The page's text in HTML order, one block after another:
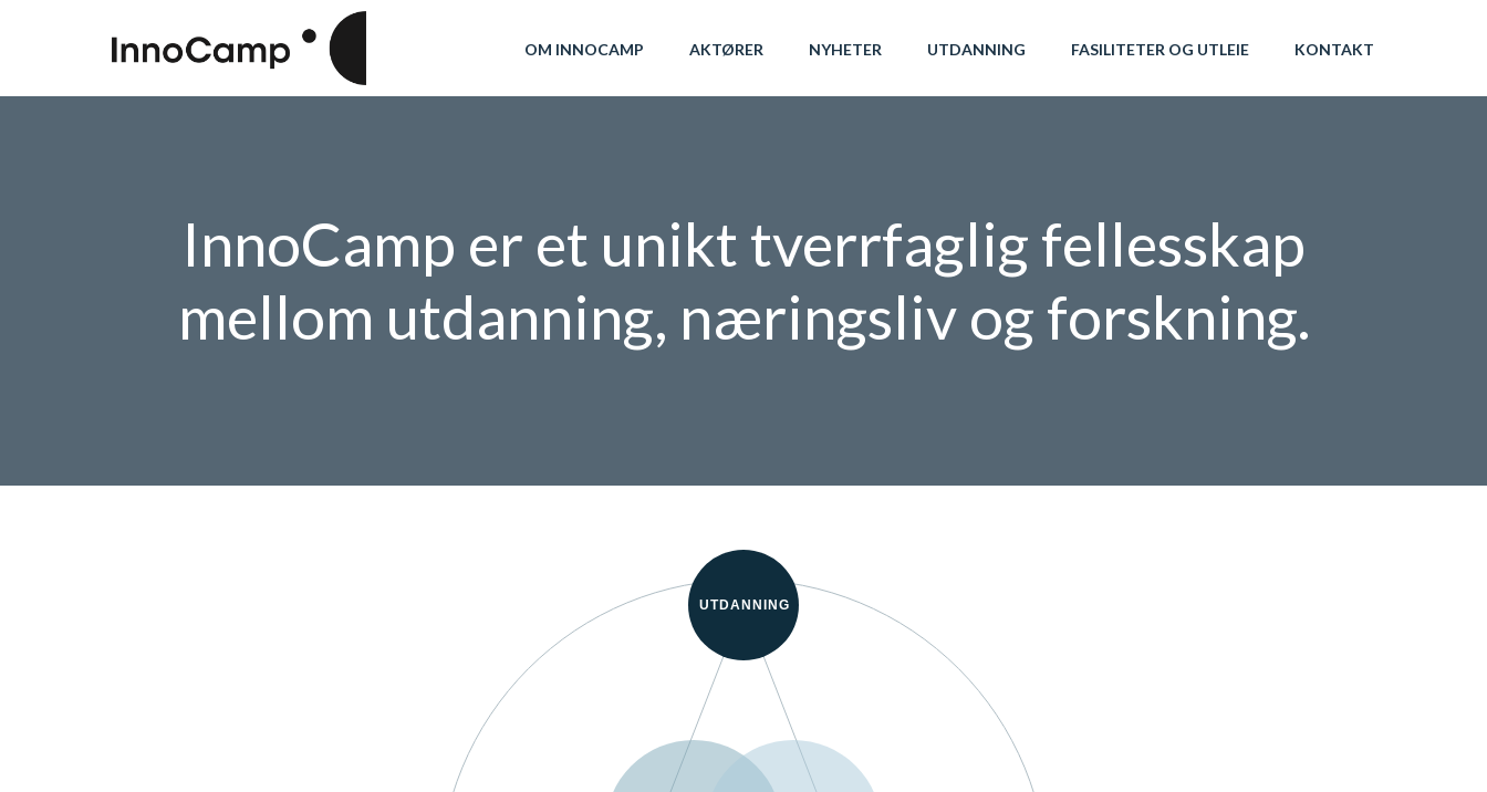
OM INNOCAMP AKTØRER NYHETER UTDANNING FASILITETER OG UTLEIE KONTAKT
InnoCamp er et unikt tverrfaglig fellesskap
mellom utdanning, næringsliv og forskning.
UTDANNING